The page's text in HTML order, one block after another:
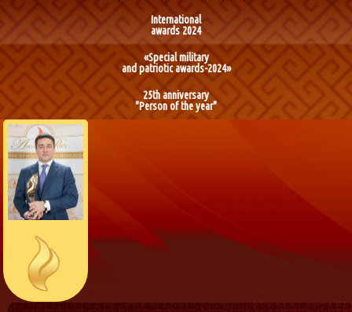
International
awards 2024
«Special military
and patriotic awards-2024»
25th anniversary
"Person of the year"